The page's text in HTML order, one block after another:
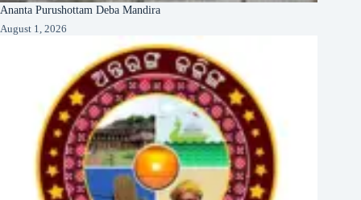
Ananta Purushottam Deba Mandira
August 1, 2026